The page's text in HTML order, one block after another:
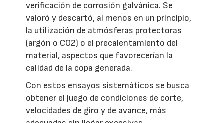
verificación de corrosión galvánica. Se
valoró y descartó, al menos en un principio,
la utilización de atmósferas protectoras
(argón o CO2) o el precalentamiento del
material, aspectos que favorecerían la
calidad de la copa generada.
Con estos ensayos sistemáticos se busca
obtener el juego de condiciones de corte,
velocidades de giro y de avance, más